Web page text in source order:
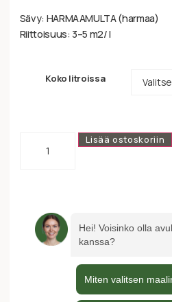
Sävy: HARMAAMULTA (harmaa)
Riittoisuus: 3–5 m2/ l
Koko litroissa
Lisää ostoskoriin